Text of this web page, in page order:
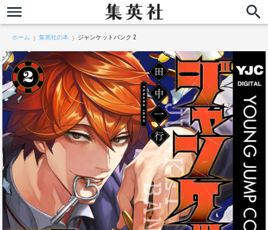
ホーム 集英社の本 ジャンケットバンク 2